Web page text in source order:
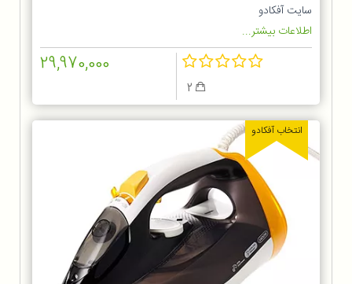
سایت آفکادو
اطلاعات بیشتر...
29,970,000
انتخاب آفکادو